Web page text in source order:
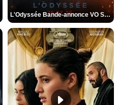
L'Odyssée Bande-annonce VO STFR